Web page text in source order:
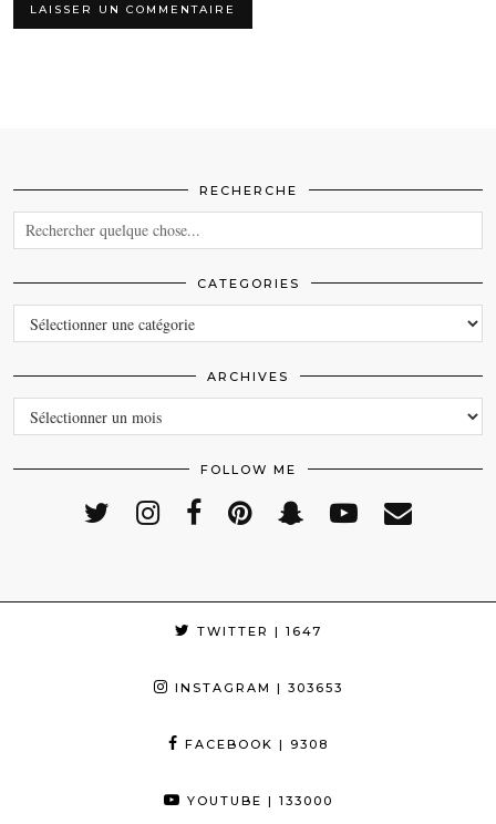
RECHERCHE
CATEGORIES
CATEGORIES
ARCHIVES
ARCHIVES
FOLLOW ME
TWITTER | 1647
INSTAGRAM | 303653
FACEBOOK | 9308
YOUTUBE | 133000